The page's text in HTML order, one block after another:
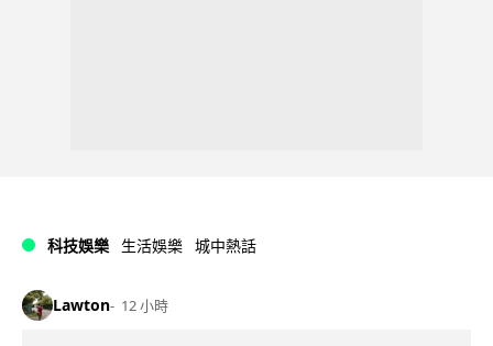
科技娛樂 生活娛樂 城中熱話
Lawton 12 小時